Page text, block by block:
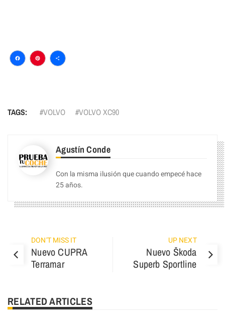
Facebook
Pinterest
Compartir
TAGS: VOLVO VOLVO XC90
Agustín Conde
Con la misma ilusión que cuando empecé hace
25 años.
DON'T MISS IT
Nuevo CUPRA
Terramar
UP NEXT
Nuevo Škoda
Superb Sportline
RELATED ARTICLES